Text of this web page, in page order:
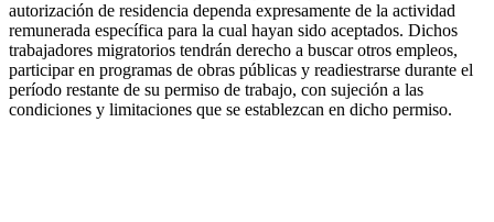
autorización de residencia dependa expresamente de la actividad
remunerada específica para la cual hayan sido aceptados. Dichos
trabajadores migratorios tendrán derecho a buscar otros empleos,
participar en programas de obras públicas y readiestrarse durante el
período restante de su permiso de trabajo, con sujeción a las
condiciones y limitaciones que se establezcan en dicho permiso.